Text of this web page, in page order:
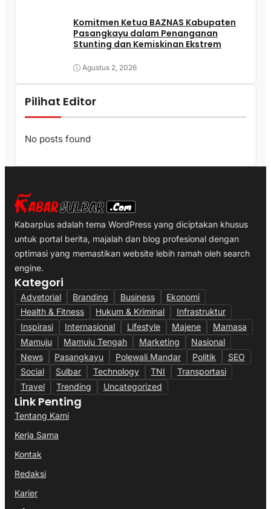
Komitmen Ketua BAZNAS Kabupaten
Pasangkayu dalam Penanganan
Stunting dan Kemiskinan Ekstrem
Agustus 2, 2026
Pilihat Editor
No posts found
Kabarplus adalah tema WordPress yang diciptakan khusus
untuk portal berita, majalah dan blog profesional dengan
optimasi yang memastikan website lebih ramah oleh search
engine.
Kategori
Advetorial Branding Business
Ekonomi
Health & Fitness
Hukum & Kriminal
Infrastruktur
Inspirasi
Internasional Lifestyle Majene
Mamasa
Mamuju
Mamuju Tengah Marketing
Nasional
News
Pasangkayu Polewali Mandar Politik
SEO
Social
Sulbar Technology TNI
Transportasi
Travel
Trending Uncategorized
Link Penting
Tentang Kami
Kerja Sama
Kontak
Redaksi
Karier